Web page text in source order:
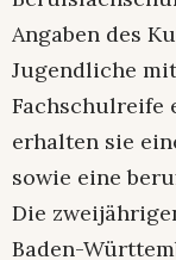
Angaben des
Jugendliche
Fachschulreife
erhalten sie
sowie eine
Die
Baden-